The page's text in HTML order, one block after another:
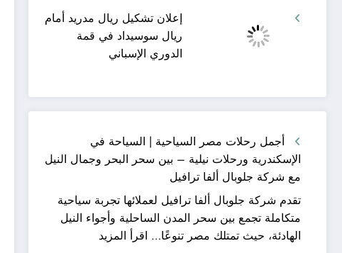
إعلان تشكيل ريال مدريد أمام
ريال سوسيداد في قمة
الدوري الإسباني
أجمل رحلات مصر السياحية | السياحة في
الإسكندرية ورحلات نيلية – بين سحر البحر وجمال النيل
مع شركة جلوبال ألفا ترافيل
تقدم شركة جلوبال ألفا ترافيل لعملائها تجربة سياحية
متكاملة تجمع بين سحر المدن الساحلية وأجواء النيل
الهادئة، حيث تمتلك مصر تنوعًا… اقرأ المزيد